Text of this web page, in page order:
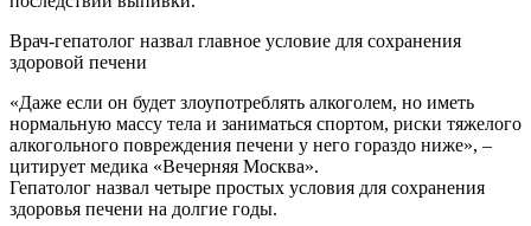
Врач-гепатолог назвал главное условие для сохранения
здоровой печени
«Даже если он будет злоупотреблять алкоголем, но иметь
нормальную массу тела и заниматься спортом, риски тяжелого
алкогольного повреждения печени у него гораздо ниже», –
цитирует медика «Вечерняя Москва».
Гепатолог назвал четыре простых условия для сохранения
здоровья печени на долгие годы.